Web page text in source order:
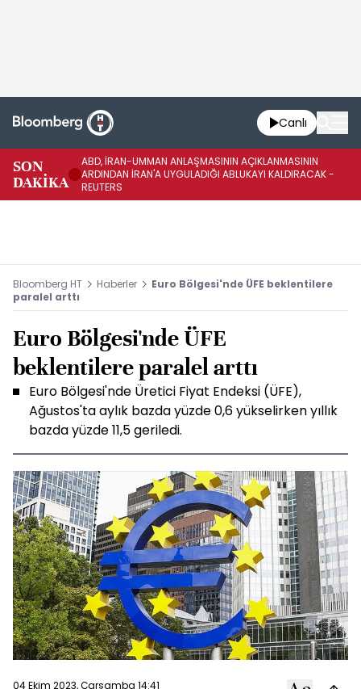
Canlı
SON
DAKİKA
ABD, İRAN-UMMAN ANLAŞMASININ AÇIKLANMASININ
ARDINDAN İRAN'A UYGULADIĞI ABLUKAYI KALDIRACAK -
REUTERS
Bloomberg HT Haberler
Euro Bölgesi'nde ÜFE beklentilere
paralel arttı
Euro Bölgesi'nde ÜFE
beklentilere paralel arttı
Euro Bölgesi'nde Üretici Fiyat Endeksi (ÜFE),
Ağustos'ta aylık bazda yüzde 0,6 yükselirken yıllık
bazda yüzde 11,5 geriledi.
04 Ekim 2023, Çarşamba 14:41